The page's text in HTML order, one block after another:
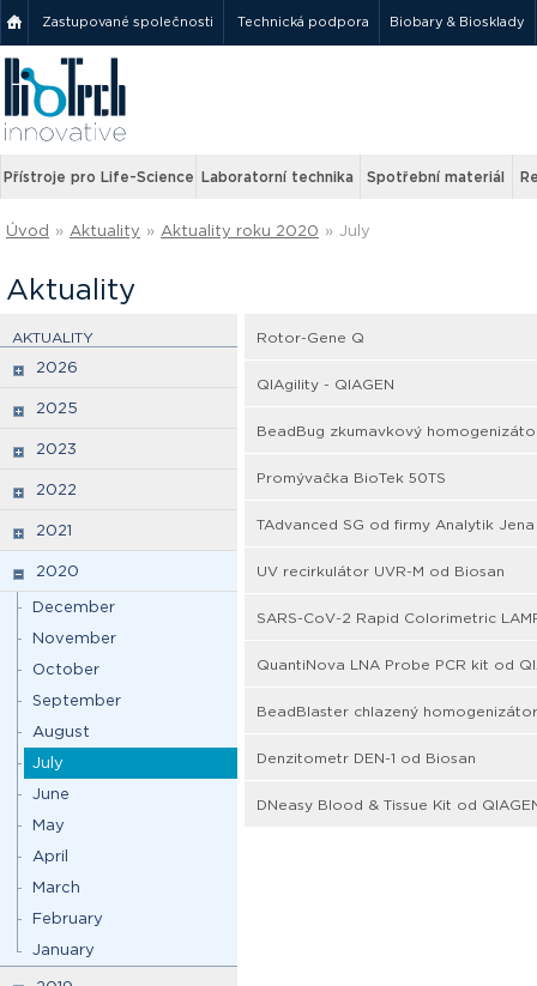
Zastupované společnosti Technická podpora Biobary & Biosklady
Přístroje pro Life-Science Laboratorní technika Spotřební materiál
Úvod » Aktuality » Aktuality roku 2020 » July
Aktuality
AKTUALITY
2026
2025
2023
2022
2021
2020
December
November
October
September
August
July
June
May
April
March
February
January
Rotor-Gene Q
QIAgility - QIAGEN
BeadBug zkumavkový
Promývačka BioTek 50TS
TAdvanced SG od firmy Analytik Jena
UV recirkulátor UVR-M od Biosan
SARS-CoV-2 Rapid Colorimetric
QuantiNova LNA Probe PCR kit od
BeadBlaster chlazený
Denzitometr DEN-1 od Biosan
DNeasy Blood & Tissue Kit od